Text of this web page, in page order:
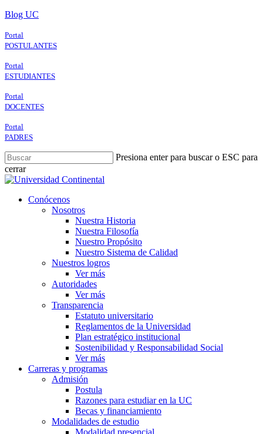
Skip
main
content
Blog UC
Portal
POSTULANTES
Portal
ESTUDIANTES
Portal
DOCENTES
Portal
PADRES
Presiona enter para buscar o ESC para
cerrar
Close
search
Menu
Conócenos
Nosotros
Nuestra Historia
Nuestra Filosofía
Nuestro Propósito
Nuestro Sistema de Calidad
Nuestros logros
Ver más
Autoridades
Ver más
Transparencia
Estatuto universitario
Reglamentos de la Universidad
Plan estratégico institucional
Sostenibilidad y Responsabilidad Social
Ver más
Carreras y programas
Admisión
Postula
Razones para estudiar en la UC
Becas y financiamiento
Modalidades de estudio
Modalidad presencial